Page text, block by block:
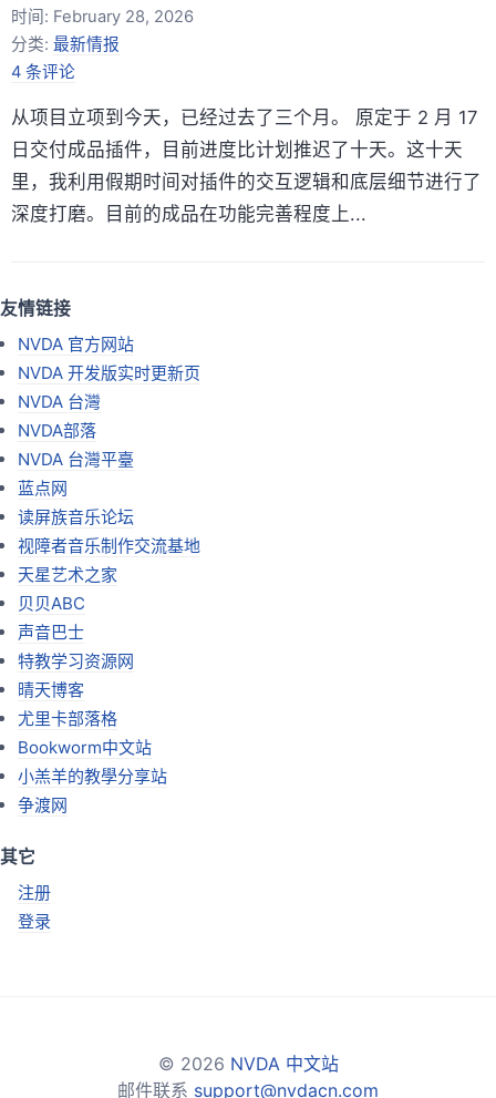
时间: February 28, 2026
分类: 最新情报
4 条评论
从项目立项到今天，已经过去了三个月。 原定于 2 月 17
日交付成品插件，目前进度比计划推迟了十天。这十天
里，我利用假期时间对插件的交互逻辑和底层细节进行了
深度打磨。目前的成品在功能完善程度上...
友情链接
NVDA 官方网站
NVDA 开发版实时更新页
NVDA 台灣
NVDA部落
NVDA 台灣平臺
蓝点网
读屏族音乐论坛
视障者音乐制作交流基地
天星艺术之家
贝贝ABC
声音巴士
特教学习资源网
晴天博客
尤里卡部落格
Bookworm中文站
小羔羊的教學分享站
争渡网
其它
注册
登录
© 2026 NVDA 中文站
邮件联系 support@nvdacn.com